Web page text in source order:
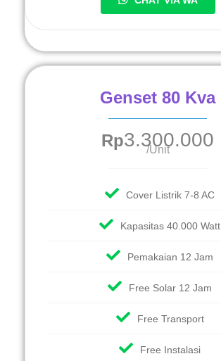
Genset 80 Kva
Rp3.300.000
/Unit
Cover Listrik 7-8 AC
Kapasitas 40.000 Watt
Pemakaian 12 Jam
Free Solar 12 Jam
Free Transport
Free Instalasi